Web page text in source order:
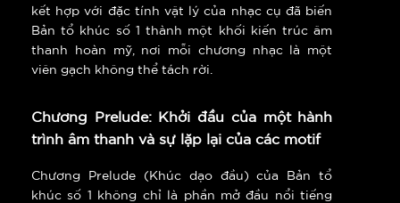
kết hợp với đặc tính vật lý của nhạc cụ đã biến
Bản tổ khúc số 1 thành một khối kiến trúc âm
thanh hoàn mỹ, nơi mỗi chương nhạc là một
viên gạch không thể tách rời.
Chương Prelude: Khởi đầu của một hành
trình âm thanh và sự lặp lại của các motif
Chương Prelude (Khúc dạo đầu) của Bản tổ
khúc số 1 không chỉ là phần mở đầu nổi tiếng